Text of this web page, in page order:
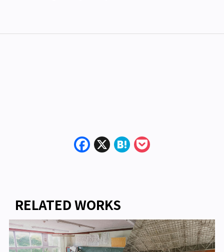
Facebook
X Hatena
RELATED WORKS